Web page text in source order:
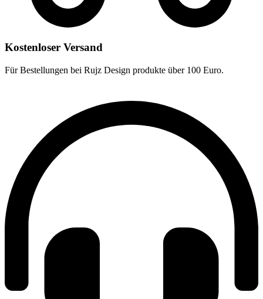
Kostenloser Versand
Für Bestellungen bei Rujz Design produkte über 100 Euro.